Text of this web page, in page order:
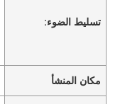
تسليط الضوء:
مكان المنشأ